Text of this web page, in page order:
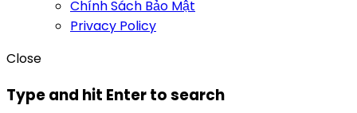
Chính Sách Bảo Mật
Privacy Policy
Close
Type and hit Enter to search